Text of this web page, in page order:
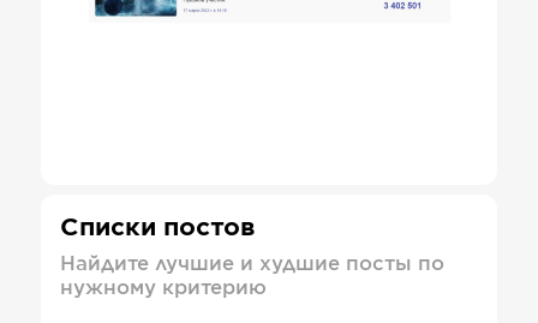
Списки постов
Найдите лучшие и худшие посты по
нужному критерию